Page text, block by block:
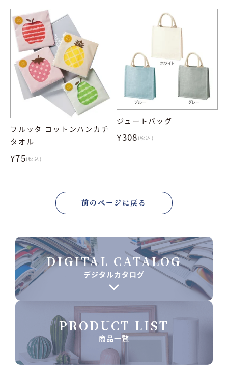
フルッタ コットンハンカチ
タオル
¥75(税込)
ジュートバッグ
¥308 (税込)
前のページに戻る
DIGITAL CATALOG
デジタルカタログ
PRODUCT LIST
商品一覧